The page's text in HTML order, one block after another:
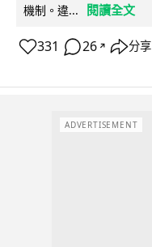
機制。違...
閱讀全文
331 26 ↗ 分享
ADVERTISEMENT